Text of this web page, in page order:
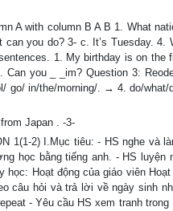
A with column B A B 1. What
can you do? 3- c. It’s Tuesday. 4.
1. My birthday is on the
you _ _im? Question 3:
in/the/morning/. → 4. do/what/
Japan . -3-
1(1-2) I.Mục tiêu: - HS nghe và
học bằng tiếng anh. - HS luyện
Hoạt động của giáo viên
câu hỏi và trả lời về ngày sinh
- Yêu cầu HS xem tranh trong